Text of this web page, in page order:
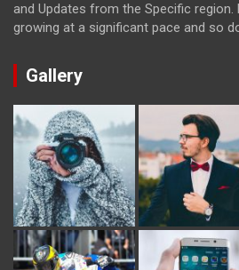
and Updates from the Specific region.
growing at a significant pace and so
Gallery